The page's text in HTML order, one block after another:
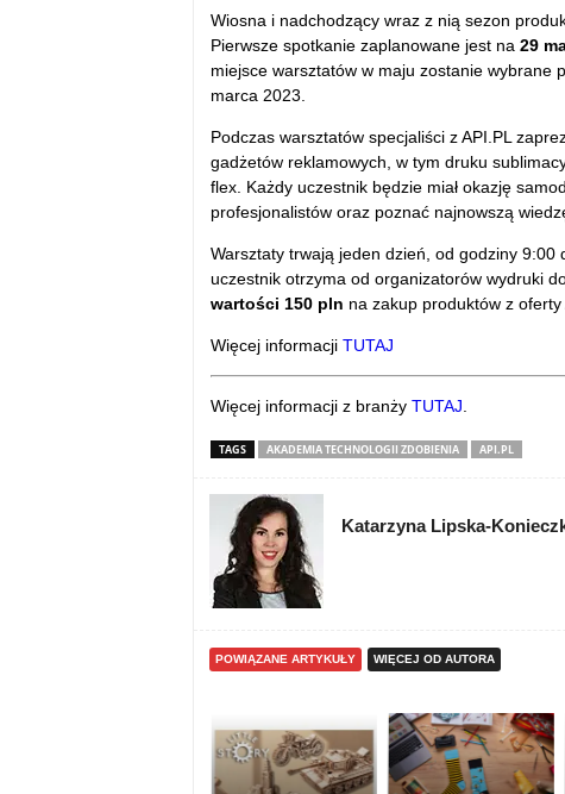
Wiosna i nadchodzący wraz z nią sezon
Pierwsze spotkanie zaplanowane jest na 29
miejsce warsztatów w maju zostanie wybrane
marca 2023.
Podczas warsztatów specjaliści z API.PL
gadżetów reklamowych, w tym druku
flex. Każdy uczestnik będzie miał okazję
profesjonalistów oraz poznać najnowszą
Warsztaty trwają jeden dzień, od godziny 9:00
uczestnik otrzyma od organizatorów wydruki
wartości 150 pln na zakup produktów z oferty
Więcej informacji TUTAJ
Więcej informacji z branży TUTAJ
TAGS AKADEMIA TECHNOLOGII ZDOBIENIA API.PL
Katarzyna Lipska-
POWIĄZANE ARTYKUŁY WIĘCEJ OD AUTORA